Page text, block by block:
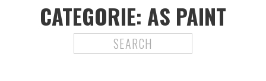
CATEGORIE: AS PAINT